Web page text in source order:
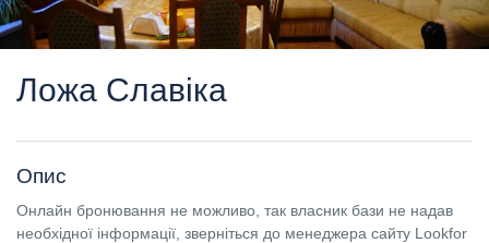
Ложа Славіка
Опис
Онлайн бронювання не можливо, так власник бази не надав
необхідної інформації, зверніться до менеджера сайту Lookfor